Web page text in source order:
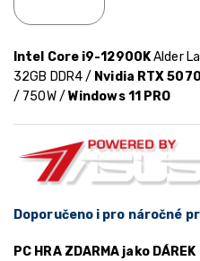
Intel Core i9-12900KAlder
32GB DDR4 / Nvidia RTX
/ 750W / Windows 11 PRO
Doporučeno i pro náročné
PC HRA ZDARMA jako DÁREK